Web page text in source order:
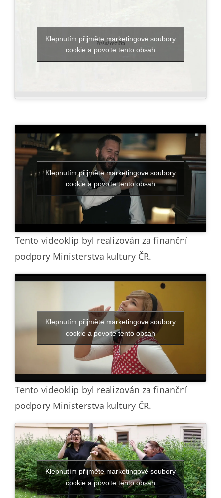
Klepnutím přijměte marketingové soubory
cookie a povolte tento obsah
Klepnutím přijměte marketingové soubory
cookie a povolte tento obsah
Tento videoklip byl realizován za finanční
podpory Ministerstva kultury ČR.
Klepnutím přijměte marketingové soubory
cookie a povolte tento obsah
Tento videoklip byl realizován za finanční
podpory Ministerstva kultury ČR.
Klepnutím přijměte marketingové soubory
cookie a povolte tento obsah